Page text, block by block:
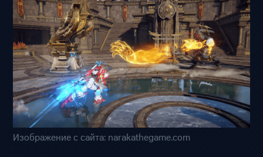
Изображение с сайта: narakathegame.com